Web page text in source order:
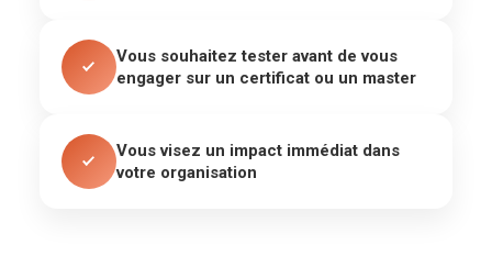
Vous souhaitez tester avant de vous
engager sur un certificat ou un master
Vous visez un impact immédiat dans
votre organisation